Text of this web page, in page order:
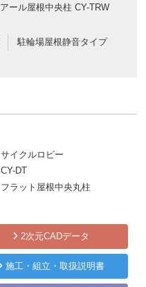
アール屋根中央柱 CY-TRW
駐輪場屋根静音タイプ
サイクルロビー
CY-DT
フラット屋根中央丸柱
2次元CADデータ
施工・組立・取扱説明書